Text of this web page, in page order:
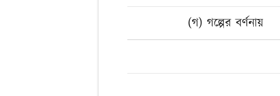
(গ) গল্পের বর্ণনায়